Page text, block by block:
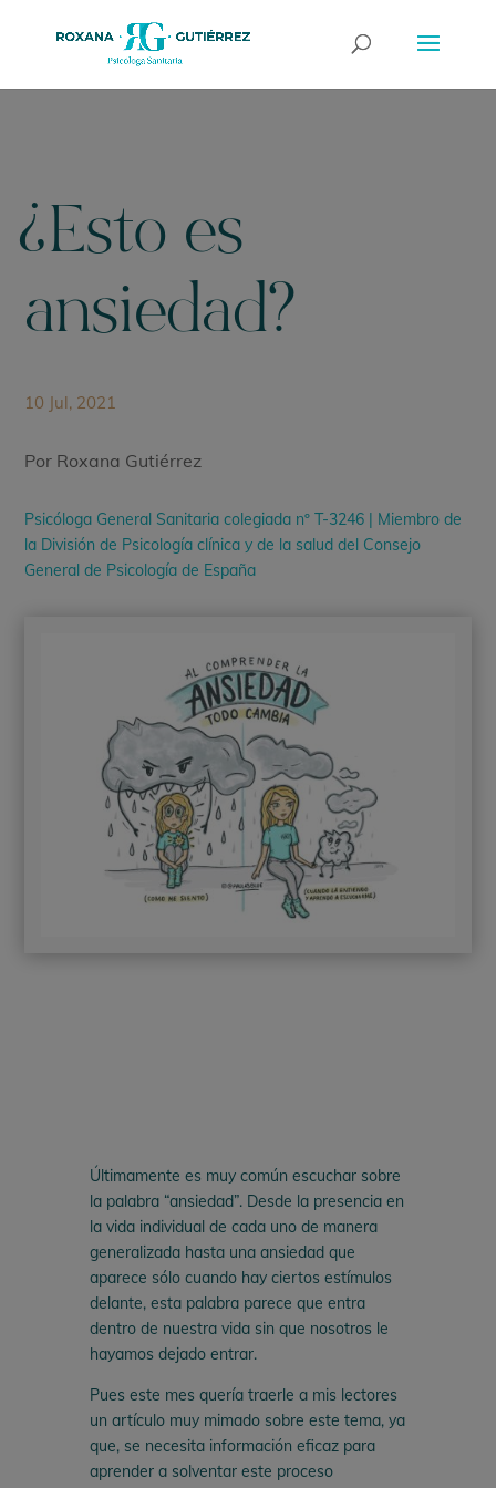
¿Esto es
ansiedad?
10 Jul, 2021
Por Roxana Gutiérrez
Psicóloga General Sanitaria colegiada nº T-3246 | Miembro de
la División de Psicología clínica y de la salud del Consejo
General de Psicología de España
Últimamente es muy común escuchar sobre
la palabra “ansiedad”. Desde la presencia en
la vida individual de cada uno de manera
generalizada hasta una ansiedad que
aparece sólo cuando hay ciertos estímulos
delante, esta palabra parece que entra
dentro de nuestra vida sin que nosotros le
hayamos dejado entrar.
Pues este mes quería traerle a mis lectores
un artículo muy mimado sobre este tema, ya
que, se necesita información eficaz para
aprender a solventar este proceso